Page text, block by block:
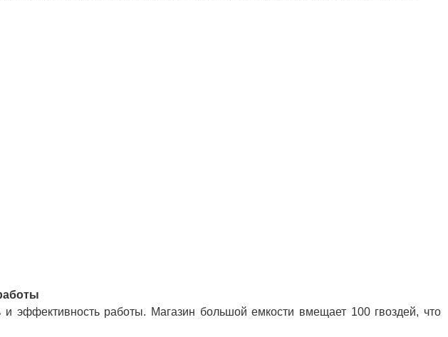
эффективность работы. Магазин большой емкости вмещает 100 гвоздей, что